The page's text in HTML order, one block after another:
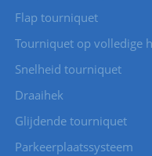
Flap tourniquet
Tourniquet op volledige
Snelheid tourniquet
Draaihek
Glijdende tourniquet
Parkeerplaatssysteem